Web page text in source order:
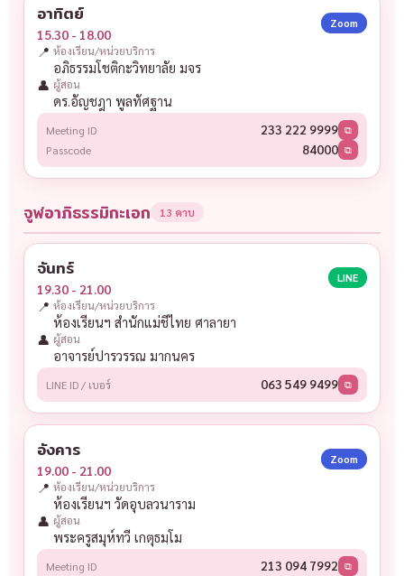
อาทิตย์
15.30 - 18.00
Zoom
📍 ห้องเรียน/หน่วยบริการ
อภิธรรมโชติกะวิทยาลัย มจร
👤 ผู้สอน
ดร.อัญชฎา พูลทัศฐาน
Meeting ID 233 222 9999 ⧉
Passcode 84000 ⧉
จูฬอาภิธรรมิกะเอก 13 คาบ
จันทร์
19.30 - 21.00
LINE
📍 ห้องเรียน/หน่วยบริการ
ห้องเรียนฯ สำนักแม่ชีไทย ศาลายา
👤 ผู้สอน
อาจารย์ปารวรรณ มากนคร
LINE ID / เบอร์ 063 549 9499 ⧉
อังคาร
19.00 - 21.00
Zoom
📍 ห้องเรียน/หน่วยบริการ
ห้องเรียนฯ วัดอุบลวนาราม
👤 ผู้สอน
พระครูสมุห์ทวี เกตุธมฺโม
Meeting ID 213 094 7992 ⧉